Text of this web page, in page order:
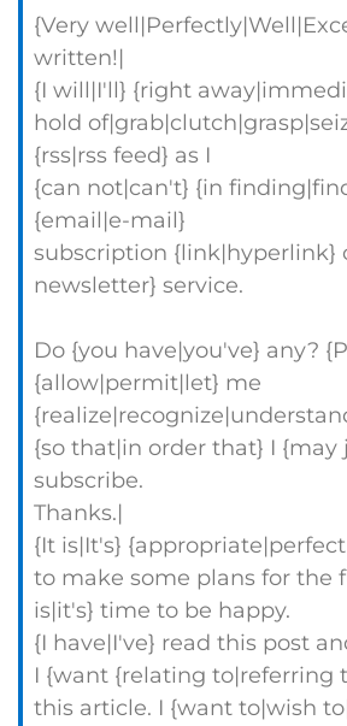
{Very
written!|
{I will|I'll} {right
hold
{rss|rss feed} as I
{can not|can't} {in
{email|e-mail}
subscription {link|hyperlink}
newsletter} service.
Do {you have|you've} any?
{allow|permit|let} me
{so that|in order that} I {may
subscribe.
Thanks.|
{It is|It's}
to make some plans for the
is|it's} time to be happy.
{I have|I've} read this post
I {want {relating to|referring
this article. I {want to|wish